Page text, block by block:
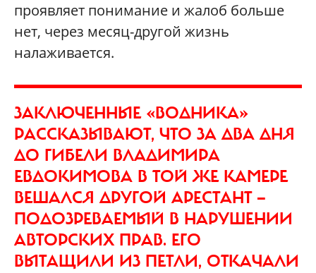
проявляет понимание и жалоб больше
нет, через месяц-другой жизнь
налаживается.
ЗАКЛЮЧЕННЫЕ «ВОДНИКА»
РАССКАЗЫВАЮТ, ЧТО ЗА ДВА ДНЯ
ДО ГИБЕЛИ ВЛАДИМИРА
ЕВДОКИМОВА В ТОЙ ЖЕ КАМЕРЕ
ВЕШАЛСЯ ДРУГОЙ АРЕСТАНТ —
ПОДОЗРЕВАЕМЫЙ В НАРУШЕНИИ
АВТОРСКИХ ПРАВ. ЕГО
ВЫТАЩИЛИ ИЗ ПЕТЛИ, ОТКАЧАЛИ